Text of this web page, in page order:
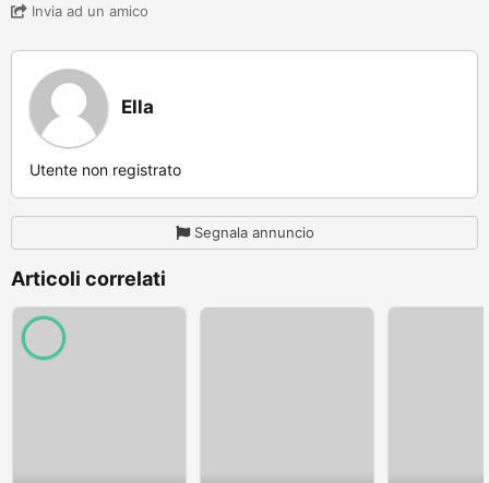
Invia ad un amico
Ella
Utente non registrato
Segnala annuncio
Articoli correlati